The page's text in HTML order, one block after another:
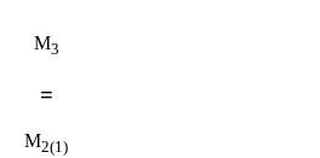
M3
=
M2(1)